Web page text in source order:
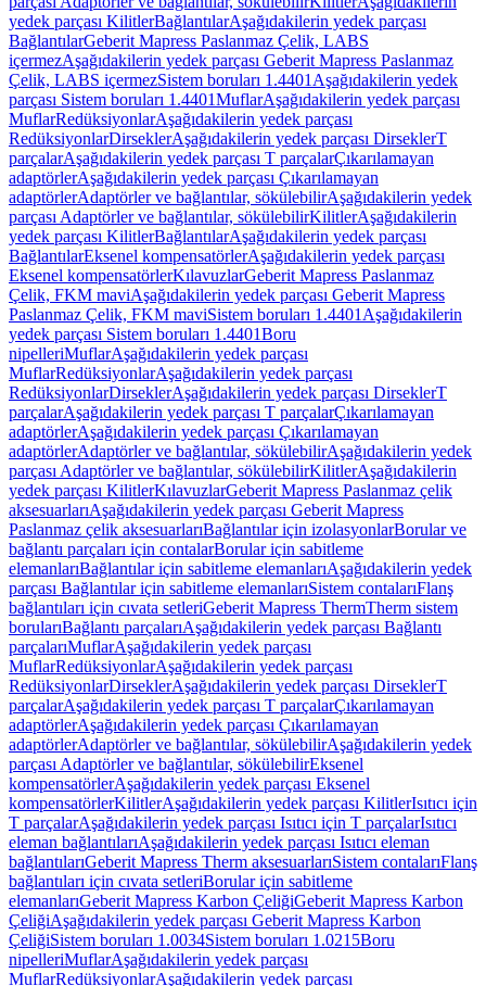
yedek parçası KilitlerBağlantılarAşağıdakilerin yedek parçası
BağlantılarGeberit Mapress Paslanmaz Çelik, LABS
içermezAşağıdakilerin yedek parçası Geberit Mapress Paslanmaz
Çelik, LABS içermezSistem boruları 1.4401 Aşağıdakilerin yedek
parçası Sistem boruları 1.4401MuflarAşağıdakilerin yedek parçası
MuflarRedüksiyonlarAşağıdakilerin yedek parçası
RedüksiyonlarDirseklerAşağıdakilerin yedek parçası DirseklerT
parçalarAşağıdakilerin yedek parçası T parçalarÇıkarılamayan
adaptörlerAşağıdakilerin yedek parçası Çıkarılamayan
adaptörlerAdaptörler ve bağlantılar, sökülebilirAşağıdakilerin yedek
parçası Adaptörler ve bağlantılar, sökülebilirKilitlerAşağıdakilerin
yedek parçası KilitlerBağlantılarAşağıdakilerin yedek parçası
BağlantılarEksenel kompensatörlerAşağıdakilerin yedek parçası
Eksenel kompensatörlerKılavuzlarGeberit Mapress Paslanmaz
Çelik, FKM maviAşağıdakilerin yedek parçası Geberit Mapress
Paslanmaz Çelik, FKM maviSistem boruları 1.4401 Aşağıdakilerin
yedek parçası Sistem boruları 1.4401Boru
nipelleriMuflarAşağıdakilerin yedek parçası
MuflarRedüksiyonlarAşağıdakilerin yedek parçası
RedüksiyonlarDirseklerAşağıdakilerin yedek parçası DirseklerT
parçalarAşağıdakilerin yedek parçası T parçalarÇıkarılamayan
adaptörlerAşağıdakilerin yedek parçası Çıkarılamayan
adaptörlerAdaptörler ve bağlantılar, sökülebilirAşağıdakilerin yedek
parçası Adaptörler ve bağlantılar, sökülebilirKilitlerAşağıdakilerin
yedek parçası KilitlerKılavuzlarGeberit Mapress Paslanmaz çelik
aksesuarlarıAşağıdakilerin yedek parçası Geberit Mapress
Paslanmaz çelik aksesuarlarıBağlantılar için izolasyonlarBorular ve
bağlantı parçaları için contalarBorular için sabitleme
elemanlarıBağlantılar için sabitleme elemanlarıAşağıdakilerin yedek
parçası Bağlantılar için sabitleme elemanlarıSistem contalarıFlanş
bağlantıları için cıvata setleriGeberit Mapress ThermTherm sistem
borularıBağlantı parçalarıAşağıdakilerin yedek parçası Bağlantı
parçalarıMuflarAşağıdakilerin yedek parçası
MuflarRedüksiyonlarAşağıdakilerin yedek parçası
RedüksiyonlarDirseklerAşağıdakilerin yedek parçası DirseklerT
parçalarAşağıdakilerin yedek parçası T parçalarÇıkarılamayan
adaptörlerAşağıdakilerin yedek parçası Çıkarılamayan
adaptörlerAdaptörler ve bağlantılar, sökülebilirAşağıdakilerin yedek
parçası Adaptörler ve bağlantılar, sökülebilirEksenel
kompensatörlerAşağıdakilerin yedek parçası Eksenel
kompensatörlerKilitlerAşağıdakilerin yedek parçası KilitlerIsıtıcı için
T parçalarAşağıdakilerin yedek parçası Isıtıcı için T parçalarIsıtıcı
eleman bağlantılarıAşağıdakilerin yedek parçası Isıtıcı eleman
bağlantılarıGeberit Mapress Therm aksesuarlarıSistem contalarıFlanş
bağlantıları için cıvata setleriBorular için sabitleme
elemanlarıGeberit Mapress Karbon ÇeliğiGeberit Mapress Karbon
ÇeliğiAşağıdakilerin yedek parçası Geberit Mapress Karbon
ÇeliğiSistem boruları 1.0034Sistem boruları 1.0215Boru
nipelleriMuflarAşağıdakilerin yedek parçası
MuflarRedüksiyonlarAşağıdakilerin yedek parçası